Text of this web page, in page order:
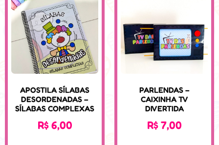
APOSTILA SÍLABAS
DESORDENADAS –
SÍLABAS COMPLEXAS
R$6,00
PARLENDAS –
CAIXINHA TV
DIVERTIDA
R$7,00